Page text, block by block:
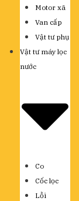
Motor xã
Van cấp
Vật tư phụ
Vật tư máy lọc
nước
Co
Cốc lọc
Lỗi